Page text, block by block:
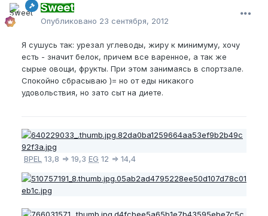
Sweet
Опубликовано 23 сентября, 2012
Я сушусь так: урезал углеводы, жиру к минимуму, хочу
есть - значит белок, причем все варенное, а так же
сырые овощи, фрукты. При этом занимаясь в спортзале.
Спокойно сбрасываю )= но от еды никакого
удовольствия, но зато сыт на диете.
BPEL 13,8 => 19,3 EG 12 => 14,4